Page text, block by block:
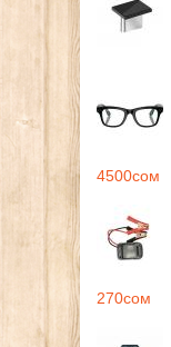
4500сом
270сом